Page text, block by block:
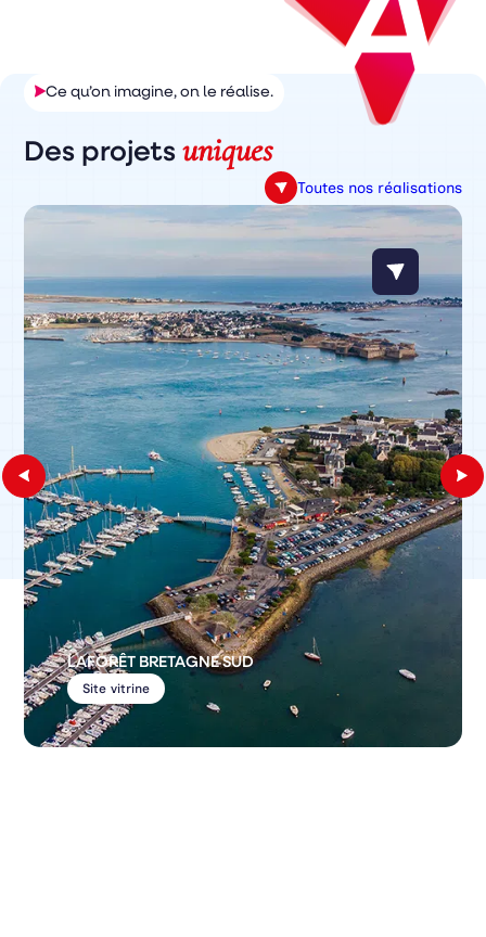
Ce qu’on imagine, on le réalise.
Des projetsuniques
Toutes nos réalisations
LAFORÊT BRETAGNE SUD
Site vitrine